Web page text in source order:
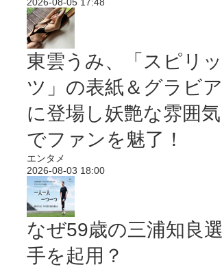
東雲うみ、「スピリッ
ツ」の表紙＆グラビア
に登場し妖艶な雰囲気
でファンを魅了！
エンタメ
2026-08-03 18:00
なぜ59歳の三浦知良選
手を起用？